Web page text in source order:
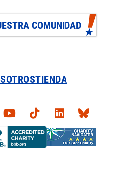
COMUNIDAD
TIENDA
YouTubeTikTokLinkedInBluesky